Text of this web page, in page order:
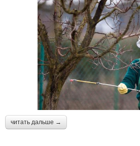
читать дальше →